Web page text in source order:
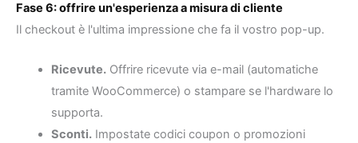
Fase 6: offrire un'esperienza a misura di cliente
Il checkout è l'ultima impressione che fa il vostro pop-up.
Ricevute.Offrire ricevute via e-mail (automatiche
tramite WooCommerce) o stampare se l'hardware lo
supporta.
Sconti.Impostate codici coupon o promozioni